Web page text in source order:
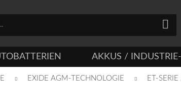
AKKUS /
EXIDE AGM-TECHNOLOGIE ET-